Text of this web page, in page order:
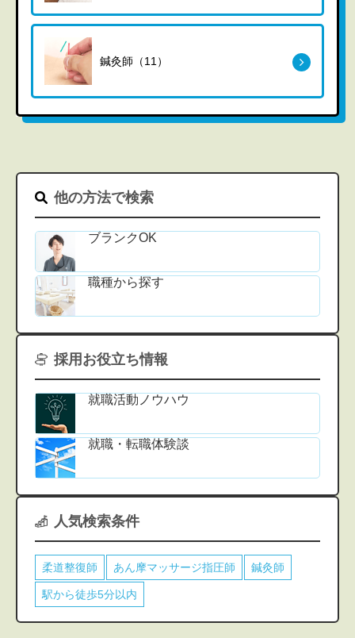
鍼灸師（11）
他の方法で検索
ブランクOK
職種から探す
採用お役立ち情報
就職活動ノウハウ
就職・転職体験談
人気検索条件
柔道整復師 あん摩マッサージ指圧師 鍼灸師
駅から徒歩5分以内